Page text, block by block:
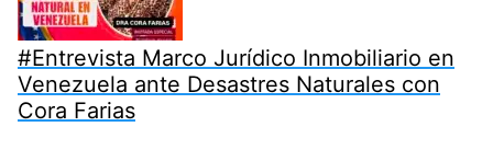
#Entrevista Marco Jurídico Inmobiliario en
Venezuela ante Desastres Naturales con
Cora Farias